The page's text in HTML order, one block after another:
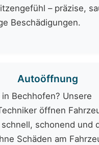
– präzise,
Beschädigungen.
Autoöffnung
Bechhofen? Unsere
öffnen
schonend und
Schäden am